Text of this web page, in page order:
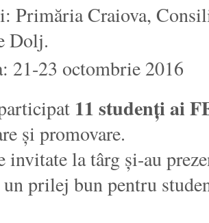
Primăria Craiova,
Dolj.
21-23 octombrie 2016
11 studenți ai
și promovare.
la târg și-au
un prilej bun pentru